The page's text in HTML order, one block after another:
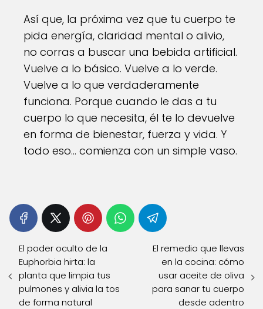
Así que, la próxima vez que tu cuerpo te
pida energía, claridad mental o alivio,
no corras a buscar una bebida artificial.
Vuelve a lo básico. Vuelve a lo verde.
Vuelve a lo que verdaderamente
funciona. Porque cuando le das a tu
cuerpo lo que necesita, él te lo devuelve
en forma de bienestar, fuerza y vida. Y
todo eso… comienza con un simple vaso.
El poder oculto de la
Euphorbia hirta: la
planta que limpia tus
pulmones y alivia la tos
de forma natural
El remedio que llevas
en la cocina: cómo
usar aceite de oliva
para sanar tu cuerpo
desde adentro